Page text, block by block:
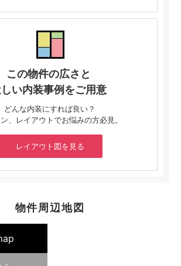
この物件の広さと
い内装事例をご用意
どんな内装にすれば良い？
、レイアウトでお悩みの方必見。
レイアウト図を見る
物件周辺地図